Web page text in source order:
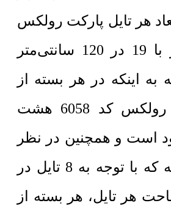
هر تایل پارکت رولکس
کد 6058 برابر با 19 در 120 سانتی‌متر
به اینکه در هر بسته از
پارکت لمینت رولکس کد 6058 هشت
است و همچنین در نظر
داشتن این نکته که با توجه به 8 تایل در
هر تایل، هر بسته از